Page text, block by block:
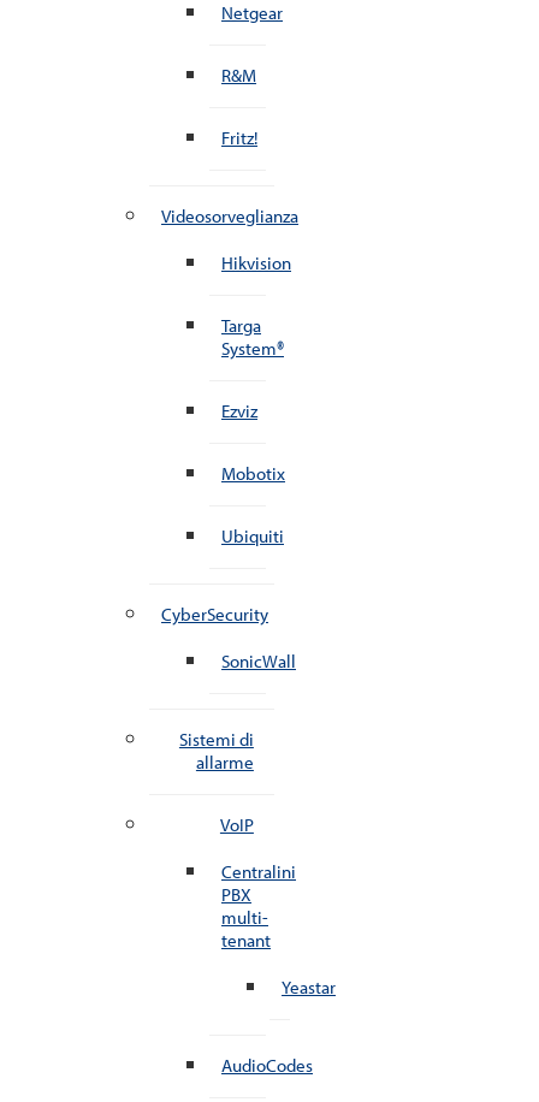
Netgear
R&M
Fritz!
Videosorveglianza
Hikvision
Targa
System®
Ezviz
Mobotix
Ubiquiti
CyberSecurity
SonicWall
Sistemi di
allarme
VoIP
Centralini
PBX
multi-
tenant
Yeastar
AudioCodes